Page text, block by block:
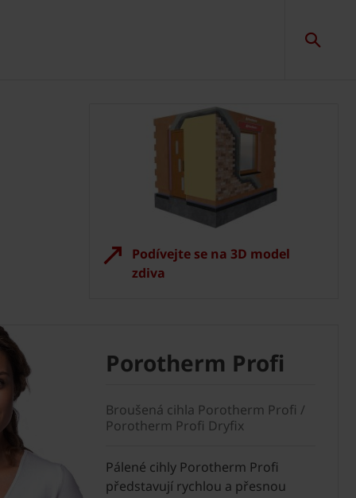
Podívejte se na 3D model
zdiva
Porotherm Profi
Broušená cihla Porotherm Profi /
Porotherm Profi Dryfix
Pálené cihly Porotherm Profi
představují rychlou a přesnou